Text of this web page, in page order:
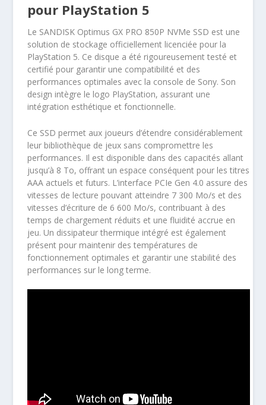
pour PlayStation 5
Le SANDISK Optimus GX PRO 850P NVMe SSD est une
solution de stockage officiellement licenciée pour la
PlayStation 5. Ce disque a été rigoureusement testé et
certifié pour garantir une compatibilité et des
performances optimales avec la console de Sony. Son
design intègre le logo PlayStation, assurant une
intégration esthétique et fonctionnelle.
Ce SSD permet aux joueurs d’étendre considérablement
leur bibliothèque de jeux sans compromettre les
performances. Il est disponible dans des capacités allant
jusqu’à 8 To, offrant un espace conséquent pour les titres
AAA actuels et futurs. L’interface PCIe Gen 4.0 assure des
vitesses de lecture pouvant atteindre 7 300 Mo/s et des
vitesses d’écriture de 6 600 Mo/s, contribuant à des
temps de chargement réduits et une fluidité accrue en
jeu. Un dissipateur thermique intégré est également
présent pour maintenir des températures de
fonctionnement optimales et garantir une stabilité des
performances sur le long terme.